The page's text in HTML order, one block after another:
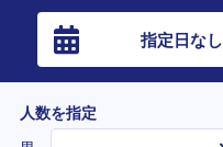
指定日なし
人数を指定